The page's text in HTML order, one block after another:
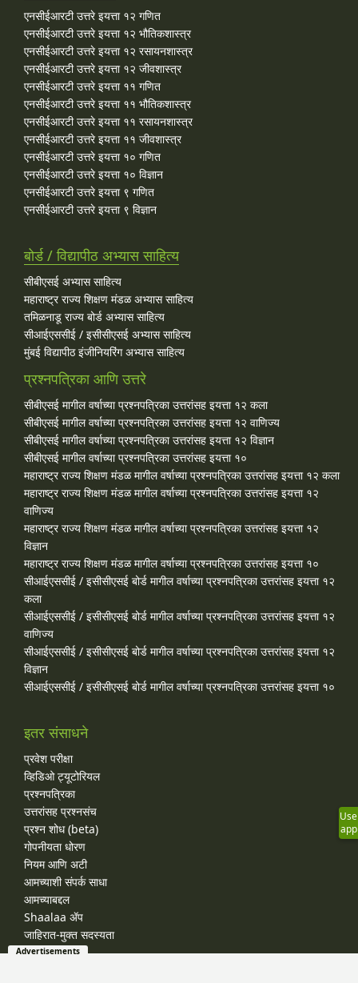
एनसीईआरटी उत्तरे इयत्ता १२ गणित
एनसीईआरटी उत्तरे इयत्ता १२ भौतिकशास्त्र
एनसीईआरटी उत्तरे इयत्ता १२ रसायनशास्त्र
एनसीईआरटी उत्तरे इयत्ता १२ जीवशास्त्र
एनसीईआरटी उत्तरे इयत्ता ११ गणित
एनसीईआरटी उत्तरे इयत्ता ११ भौतिकशास्त्र
एनसीईआरटी उत्तरे इयत्ता ११ रसायनशास्त्र
एनसीईआरटी उत्तरे इयत्ता ११ जीवशास्त्र
एनसीईआरटी उत्तरे इयत्ता १० गणित
एनसीईआरटी उत्तरे इयत्ता १० विज्ञान
एनसीईआरटी उत्तरे इयत्ता ९ गणित
एनसीईआरटी उत्तरे इयत्ता ९ विज्ञान
बोर्ड / विद्यापीठ अभ्यास साहित्य
सीबीएसई अभ्यास साहित्य
महाराष्ट्र राज्य शिक्षण मंडळ अभ्यास साहित्य
तमिळनाडू राज्य बोर्ड अभ्यास साहित्य
सीआईएससीई / इसीसीएसई अभ्यास साहित्य
मुंबई विद्यापीठ इंजीनियरिंग अभ्यास साहित्य
प्रश्नपत्रिका आणि उत्तरे
सीबीएसई मागील वर्षाच्या प्रश्‍नपत्रिका उत्तरांसह इयत्ता १२ कला
सीबीएसई मागील वर्षाच्या प्रश्‍नपत्रिका उत्तरांसह इयत्ता १२ वाणिज्य
सीबीएसई मागील वर्षाच्या प्रश्‍नपत्रिका उत्तरांसह इयत्ता १२ विज्ञान
सीबीएसई मागील वर्षाच्या प्रश्‍नपत्रिका उत्तरांसह इयत्ता १०
महाराष्ट्र राज्य शिक्षण मंडळ मागील वर्षाच्या प्रश्‍नपत्रिका उत्तरांसह इयत्ता १२ कला
महाराष्ट्र राज्य शिक्षण मंडळ मागील वर्षाच्या प्रश्‍नपत्रिका उत्तरांसह इयत्ता १२
वाणिज्य
महाराष्ट्र राज्य शिक्षण मंडळ मागील वर्षाच्या प्रश्‍नपत्रिका उत्तरांसह इयत्ता १२
विज्ञान
महाराष्ट्र राज्य शिक्षण मंडळ मागील वर्षाच्या प्रश्‍नपत्रिका उत्तरांसह इयत्ता १०
सीआईएससीई / इसीसीएसई बोर्ड मागील वर्षाच्या प्रश्‍नपत्रिका उत्तरांसह इयत्ता १२
कला
सीआईएससीई / इसीसीएसई बोर्ड मागील वर्षाच्या प्रश्‍नपत्रिका उत्तरांसह इयत्ता १२
वाणिज्य
सीआईएससीई / इसीसीएसई बोर्ड मागील वर्षाच्या प्रश्‍नपत्रिका उत्तरांसह इयत्ता १२
विज्ञान
सीआईएससीई / इसीसीएसई बोर्ड मागील वर्षाच्या प्रश्‍नपत्रिका उत्तरांसह इयत्ता १०
इतर संसाधने
प्रवेश परीक्षा
व्हिडिओ ट्यूटोरियल
प्रश्नपत्रिका
उत्तरांसह प्रश्नसंच
प्रश्न शोध (beta)
गोपनीयता धोरण
नियम आणि अटी
आमच्याशी संपर्क साधा
आमच्याबद्दल
Shaalaa ॲप
जाहिरात-मुक्त सदस्यता
Use
app
Advertisements